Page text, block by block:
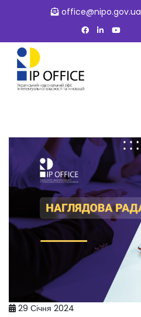
office@nipo.gov.ua
29 Січня 2024